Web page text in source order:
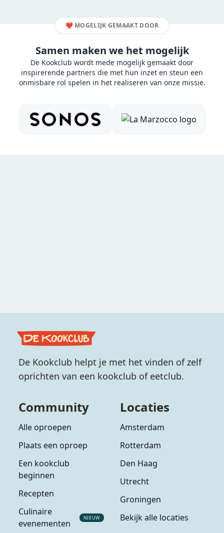
❤️ MOGELIJK GEMAAKT DOOR
Samen maken we het mogelijk
De Kookclub wordt mede mogelijk gemaakt door
inspirerende partners die met hun inzet en steun een
onmisbare rol spelen in het realiseren van onze missie.
De Kookclub helpt je met het vinden of zelf
oprichten van een kookclub of eetclub.
Community
Alle oproepen
Plaats een oproep
Een kookclub
beginnen
Recepten
Culinaire
evenementen
NIEUW
Locaties
Amsterdam
Rotterdam
Den Haag
Utrecht
Groningen
Bekijk alle locaties